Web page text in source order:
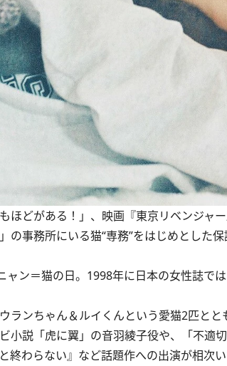
ほどがある！」、映画『東京リベンジャ
の事務所にいる猫“専務”をはじめとした
ン＝猫の日。1998年に日本の女性誌で
ンちゃん＆ルイくんという愛猫2匹とと
小説「虎に翼」の音羽綾子役や、「不適
終わらない』など話題作への出演が相次